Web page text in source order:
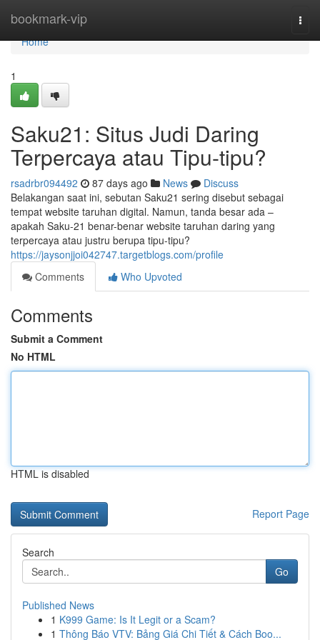
bookmark-vip
Home
Home
1
Saku21: Situs Judi Daring
Terpercaya atau Tipu-tipu?
rsadrbr094492 87 days ago News
Discuss
Belakangan saat ini, sebutan Saku21 sering disebut sebagai
tempat website taruhan digital. Namun, tanda besar ada –
apakah Saku-21 benar-benar website taruhan daring yang
terpercaya atau justru berupa tipu-tipu?
https://jaysonjjoi042747.targetblogs.com/profile
Comments
Who Upvoted
Comments
Submit a Comment
No HTML
HTML is disabled
Report Page
Search
Go
Published News
1 K999 Game: Is It Legit or a Scam?
1 Thông Báo VTV: Bảng Giá Chi Tiết & Cách Boo...